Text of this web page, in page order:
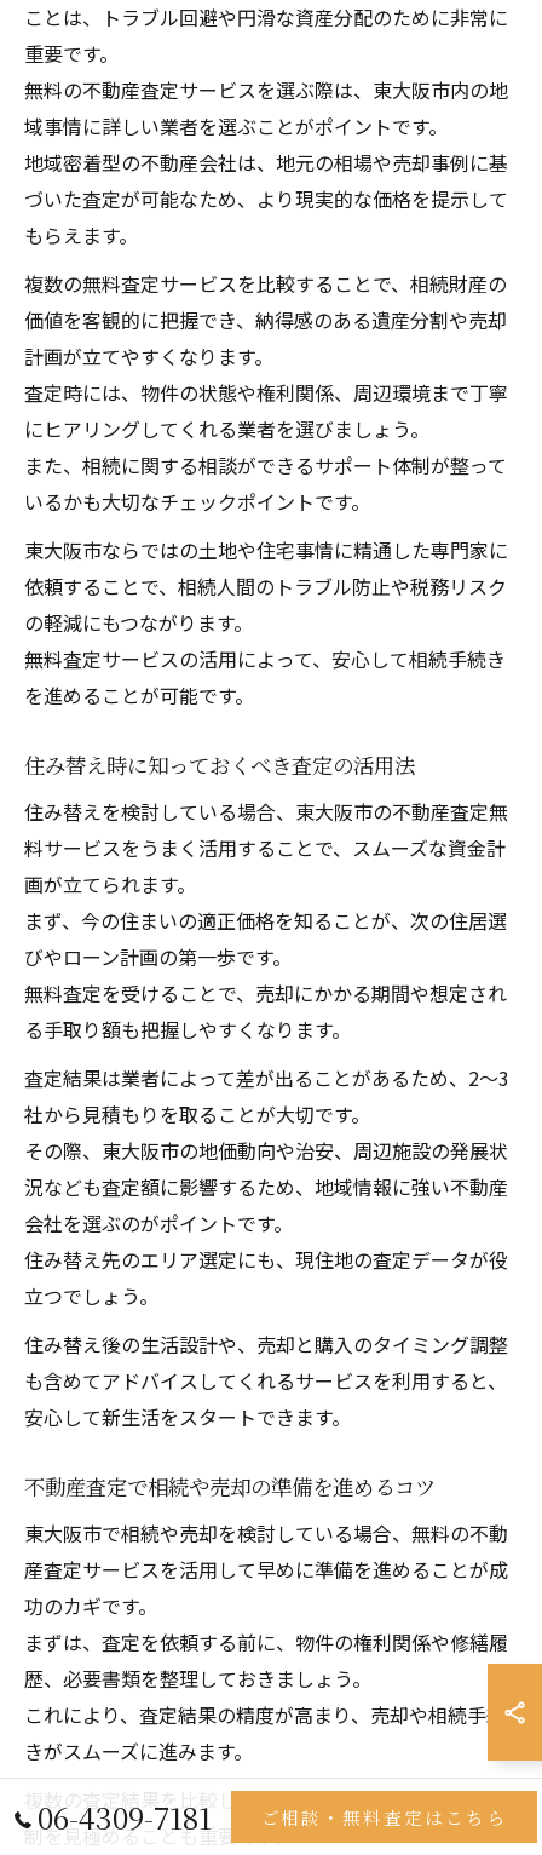
ことは、トラブル回避や円滑な資産分配のために非常に
重要です。
無料の不動産査定サービスを選ぶ際は、東大阪市内の地
域事情に詳しい業者を選ぶことがポイントです。
地域密着型の不動産会社は、地元の相場や売却事例に基
づいた査定が可能なため、より現実的な価格を提示して
もらえます。
複数の無料査定サービスを比較することで、相続財産の
価値を客観的に把握でき、納得感のある遺産分割や売却
計画が立てやすくなります。
査定時には、物件の状態や権利関係、周辺環境まで丁寧
にヒアリングしてくれる業者を選びましょう。
また、相続に関する相談ができるサポート体制が整って
いるかも大切なチェックポイントです。
東大阪市ならではの土地や住宅事情に精通した専門家に
依頼することで、相続人間のトラブル防止や税務リスク
の軽減にもつながります。
無料査定サービスの活用によって、安心して相続手続き
を進めることが可能です。
住み替え時に知っておくべき査定の活用法
住み替えを検討している場合、東大阪市の不動産査定無
料サービスをうまく活用することで、スムーズな資金計
画が立てられます。
まず、今の住まいの適正価格を知ることが、次の住居選
びやローン計画の第一歩です。
無料査定を受けることで、売却にかかる期間や想定され
る手取り額も把握しやすくなります。
査定結果は業者によって差が出ることがあるため、2〜3
社から見積もりを取ることが大切です。
その際、東大阪市の地価動向や治安、周辺施設の発展状
況なども査定額に影響するため、地域情報に強い不動産
会社を選ぶのがポイントです。
住み替え先のエリア選定にも、現住地の査定データが役
立つでしょう。
住み替え後の生活設計や、売却と購入のタイミング調整
も含めてアドバイスしてくれるサービスを利用すると、
安心して新生活をスタートできます。
不動産査定で相続や売却の準備を進めるコツ
東大阪市で相続や売却を検討している場合、無料の不動
産査定サービスを活用して早めに準備を進めることが成
功のカギです。
まずは、査定を依頼する前に、物件の権利関係や修繕履
歴、必要書類を整理しておきましょう。
これにより、査定結果の精度が高まり、売却や相続手続
きがスムーズに進みます。
複数の査定結果を比較し、各社の提案内容やサポート体
制を見極めることも重要です。
06-4309-7181 ご相談・無料査定はこちら